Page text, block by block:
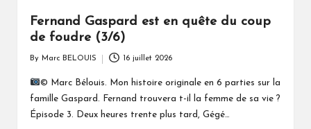
Fernand Gaspard est en quête du coup
de foudre (3/6)
by
By Marc BELOUIS 16 juillet 2026
© Marc Bélouis. Mon histoire originale en 6 parties sur la
famille Gaspard. Fernand trouvera t-il la femme de sa vie ?
Épisode 3. Deux heures trente plus tard, Gégé…